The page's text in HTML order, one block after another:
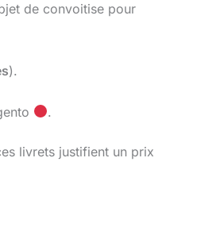
de convoitise pour
).
.
livrets justifient un prix